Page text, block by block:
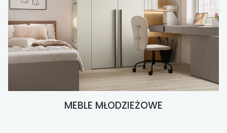
MEBLE MŁODZIEŻOWE